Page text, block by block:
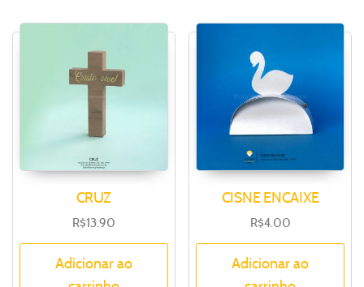
CRUZ
R$13.90
Adicionar ao
CISNE ENCAIXE
R$4.00
Adicionar ao